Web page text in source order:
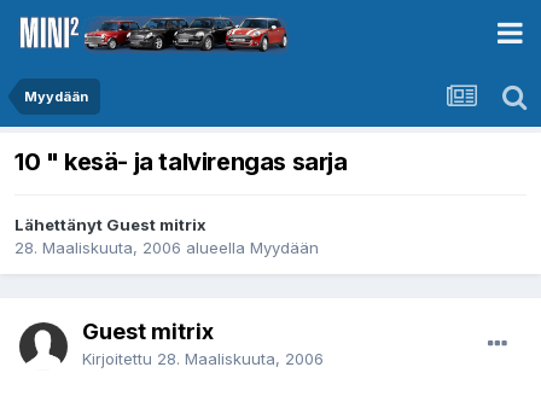
Myydään
10 " kesä- ja talvirengas sarja
Lähettänyt Guest mitrix
28. Maaliskuuta, 2006 alueella Myydään
Guest mitrix
Kirjoitettu 28. Maaliskuuta, 2006